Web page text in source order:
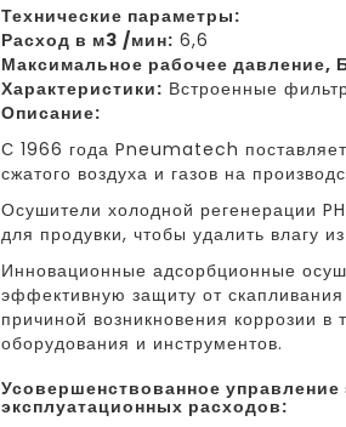
Технические параметры:
Расход в м3 /мин: 6,6
Максимальное рабочее давление,
Характеристики: Встроенные
Описание:
С 1966 года Pneumatech
сжатого воздуха и газов на
Осушители холодной регенерации
для продувки, чтобы удалить влагу
Инновационные адсорбционные
эффективную защиту от
причиной возникновения коррозии
оборудования и инструментов.
усовершенствованное управление энергопотреблением с целью снижения
эксплуатационных расходов: